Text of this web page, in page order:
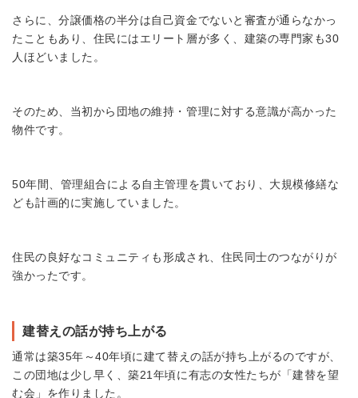
さらに、分譲価格の半分は自己資金でないと審査が通らなかっ
たこともあり、住民にはエリート層が多く、建築の専門家も30
人ほどいました。
そのため、当初から団地の維持・管理に対する意識が高かった
物件です。
50年間、管理組合による自主管理を貫いており、大規模修繕な
ども計画的に実施していました。
住民の良好なコミュニティも形成され、住民同士のつながりが
強かったです。
建替えの話が持ち上がる
通常は築35年～40年頃に建て替えの話が持ち上がるのですが、
この団地は少し早く、築21年頃に有志の女性たちが「建替を望
む会」を作りました。